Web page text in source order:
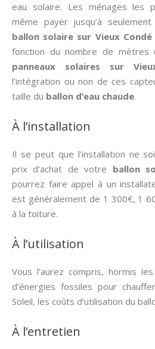
eau solaire. Les ménages les
même payer jusqu’à
ballon solaire sur Vieux Condé
fonction du nombre de mètres
panneaux solaires sur
l’intégration ou non de ces
taille du ballon d’eau chaude.
À l’installation
Il se peut que l’installation ne
prix d’achat de votre ballon
pourrez faire appel à un
est généralement de 1 300€, 1
à la toiture.
À l’utilisation
Vous l’aurez compris, hormis
d’énergies fossiles pour
Soleil, les coûts d’utilisation du
À l’entretien